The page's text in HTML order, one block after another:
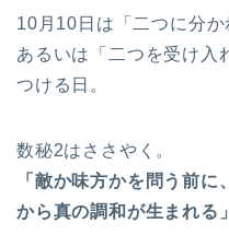
10月10日は「二つに分か
あるいは「二つを受け入
つける日。
数秘2はささやく。
「敵か味方かを問う前に
から真の調和が生まれる」